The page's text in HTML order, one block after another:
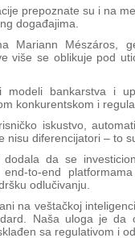
prepoznate su i na
događajima.
Mariann Mészáros,
više se oblikuje pod
modeli bankarstva i
konkurentskom i
iskustvo,
nisu diferencijatori – to
dodala da se
end-to-end
odlučivanju.
na veštačkoj
Naša uloga je da
sa regulativom i